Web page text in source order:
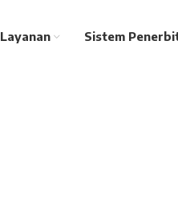
Layanan Sistem